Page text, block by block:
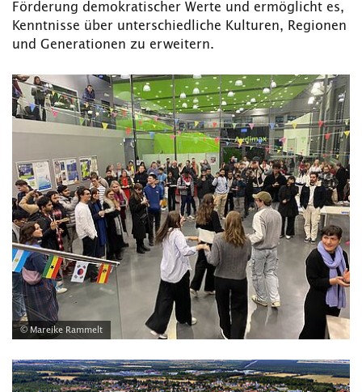
Förderung demokratischer Werte und ermöglicht es,
Kenntnisse über unterschiedliche Kulturen, Regionen
und Generationen zu erweitern.
© Mareike Rammelt